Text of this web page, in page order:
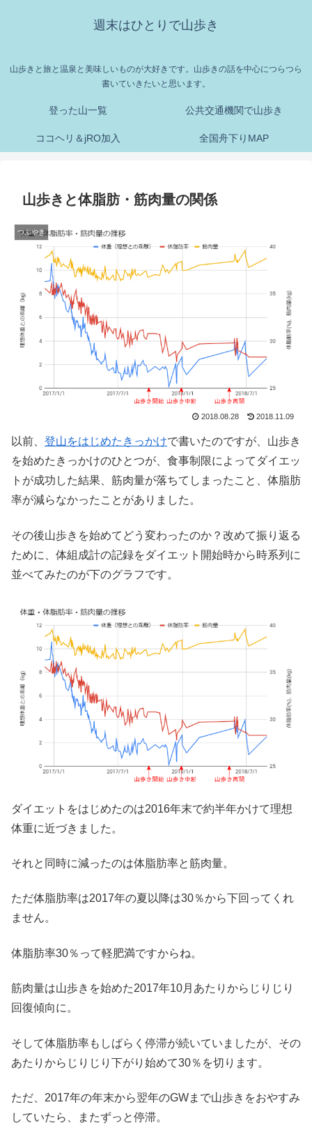
週末はひとりで山歩き
山歩きと旅と温泉と美味しいものが大好きです。山歩きの話を中心につらつら
書いていきたいと思います。
登った山一覧 公共交通機関で山歩き
ココヘリ＆jRO加入 全国舟下りMAP
山歩きと体脂肪・筋肉量の関係
つぶやき
2018.08.28 2018.11.09
以前、 登山をはじめたきっかけで書いたのですが、山歩き
を始めたきっかけのひとつが、食事制限によってダイエッ
トが成功した結果、筋肉量が落ちてしまったこと、体脂肪
率が減らなかったことがありました。
その後山歩きを始めてどう変わったのか？改めて振り返る
ために、体組成計の記録をダイエット開始時から時系列に
並べてみたのが下のグラフです。
ダイエットをはじめたのは2016年末で約半年かけて理想
体重に近づきました。
それと同時に減ったのは体脂肪率と筋肉量。
ただ体脂肪率は2017年の夏以降は30％から下回ってくれ
ません。
体脂肪率30％って軽肥満ですからね。
筋肉量は山歩きを始めた2017年10月あたりからじりじり
回復傾向に。
そして体脂肪率もしばらく停滞が続いていましたが、その
あたりからじりじり下がり始めて30％を切ります。
ただ、2017年の年末から翌年のGWまで山歩きをおやすみ
していたら、またずっと停滞。